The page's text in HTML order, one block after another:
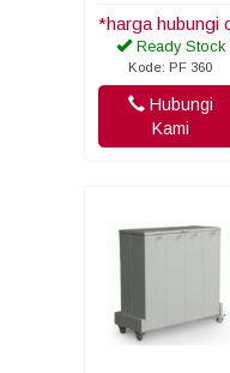
*harga hubungi
Ready Stock
Kode: PF 360
Hubungi
Kami